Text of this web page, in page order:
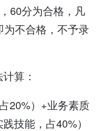
60分为合格，凡
不合格，不予录
算：
20%）+业务素质
技能，占40%）